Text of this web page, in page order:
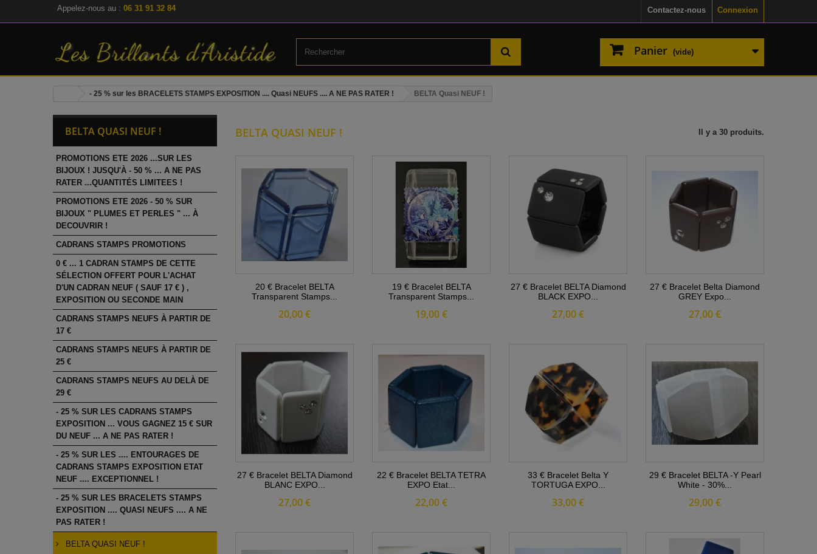
Connexion
Contactez-nous
Appelez-nous au : 06 31 91 32 84
Panier (vide)
- 25 % sur les BRACELETS STAMPS EXPOSITION .... Quasi NEUFS .... A NE PAS RATER ! BELTA Quasi NEUF !
BELTA QUASI NEUF !
PROMOTIONS ETE 2026 ...SUR LES
BIJOUX ! JUSQU'À - 50 % ... A NE PAS
RATER ...QUANTITÉS LIMITEES !
PROMOTIONS ETE 2026 - 50 % SUR
BIJOUX " PLUMES ET PERLES " ... À
DECOUVRIR !
CADRANS STAMPS PROMOTIONS
0 € ... 1 CADRAN STAMPS DE CETTE
SÉLECTION OFFERT POUR L'ACHAT
D'UN CADRAN NEUF ( SAUF 17 € ) ,
EXPOSITION OU SECONDE MAIN
CADRANS STAMPS NEUFS À PARTIR DE
17 €
CADRANS STAMPS NEUFS À PARTIR DE
25 €
CADRANS STAMPS NEUFS AU DELÀ DE
29 €
- 25 % SUR LES CADRANS STAMPS
EXPOSITION ... VOUS GAGNEZ 15 € SUR
DU NEUF ... A NE PAS RATER !
- 25 % SUR LES .... ENTOURAGES DE
CADRANS STAMPS EXPOSITION ETAT
NEUF .... EXCEPTIONNEL !
- 25 % SUR LES BRACELETS STAMPS
EXPOSITION .... QUASI NEUFS .... A NE
PAS RATER !
BELTA QUASI NEUF !
BELTA QUASI NEUF ! Il y a 30 produits.
20 € Bracelet BELTA
Transparent Stamps...
20,00 €
19 € Bracelet BELTA
Transparent Stamps...
19,00 €
27 € Bracelet BELTA Diamond
BLACK EXPO...
27,00 €
27 € Bracelet Belta Diamond
GREY Expo...
27,00 €
27 € Bracelet BELTA Diamond
BLANC EXPO...
27,00 €
22 € Bracelet BELTA TETRA
EXPO Etat...
22,00 €
33 € Bracelet Belta Y
TORTUGA EXPO...
33,00 €
29 € Bracelet BELTA -Y Pearl
White - 30%...
29,00 €